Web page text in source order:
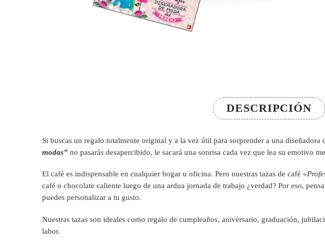
DESCRIPCIÓN
Si buscas un regalo totalmente original y a la vez útil para sorprender a una diseñadora
modas” no pasarás desapercibido, le sacará una sonrisa cada vez que lea su emotivo
El café es indispensable en cualquier hogar u oficina. Pero nuestras tazas de café «
café o chocolate caliente luego de una ardua jornada de trabajo ¿verdad? Por eso,
puedes personalizar a tu gusto.
Nuestras tazas son ideales como regalo de cumpleaños, aniversario, graduación,
labor.